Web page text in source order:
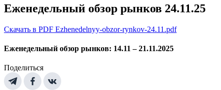
Еженедельный обзор рынков 24.11.25
Скачать в PDF Ezhenedelnyy-obzor-rynkov-24.11.pdf
Еженедельный обзор рынков: 14.11 – 21.11.2025
Поделиться